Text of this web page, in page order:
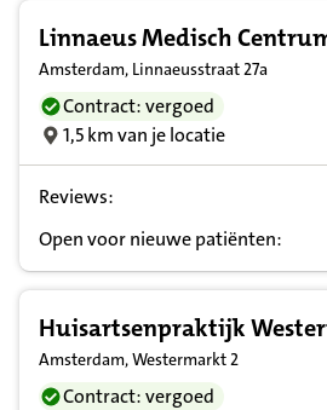
Linnaeus Medisch
Amsterdam, Linnaeusstraat 27a
Contract: vergoed
1,5 km van je locatie
Reviews:
Open voor nieuwe patiënten:
Huisartsenpraktijk
Amsterdam, Westermarkt 2
Contract: vergoed